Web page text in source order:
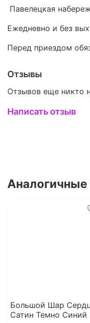
Павелецкая
Ежедневно и без
Перед приездом
Отзывы
Отзывов еще никто
Написать отзыв
Большой Шар
Сатин Темно Синий